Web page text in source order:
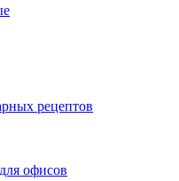
рецептов
офисов